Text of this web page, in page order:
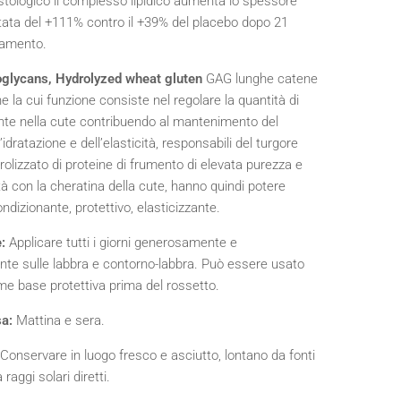
del +111% contro il +39% del placebo dopo 21
Hydrolyzed wheat gluten GAG lunghe catene
la cui funzione consiste nel regolare la quantità di
nella cute contribuendo al mantenimento del
e dell’elasticità, responsabili del turgore
di proteine di frumento di elevata purezza e
con la cheratina della cute, hanno quindi potere
protettivo, elasticizzante.
Applicare tutti i giorni generosamente e
sulle labbra e contorno-labbra. Può essere usato
base protettiva prima del rossetto.
Mattina e sera.
in luogo fresco e asciutto, lontano da fonti
raggi solari diretti.